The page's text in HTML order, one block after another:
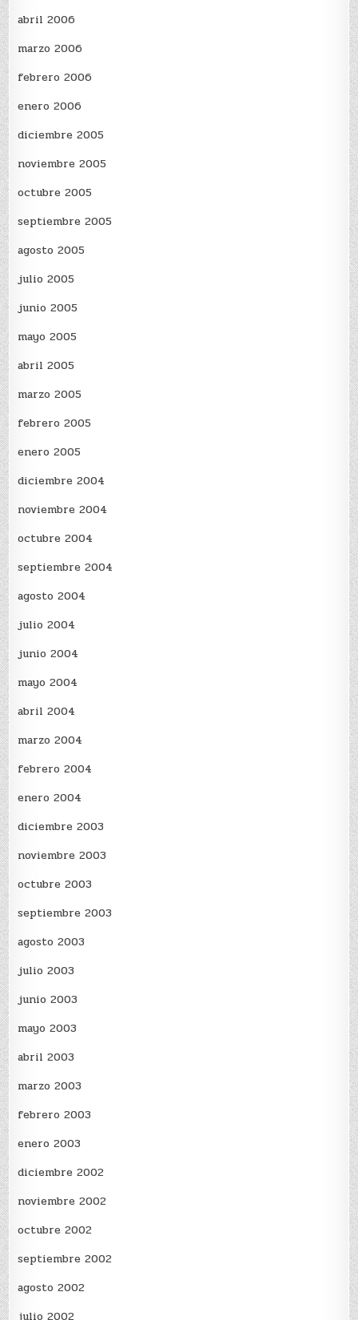
abril 2006
marzo 2006
febrero 2006
enero 2006
diciembre 2005
noviembre 2005
octubre 2005
septiembre 2005
agosto 2005
julio 2005
junio 2005
mayo 2005
abril 2005
marzo 2005
febrero 2005
enero 2005
diciembre 2004
noviembre 2004
octubre 2004
septiembre 2004
agosto 2004
julio 2004
junio 2004
mayo 2004
abril 2004
marzo 2004
febrero 2004
enero 2004
diciembre 2003
noviembre 2003
octubre 2003
septiembre 2003
agosto 2003
julio 2003
junio 2003
mayo 2003
abril 2003
marzo 2003
febrero 2003
enero 2003
diciembre 2002
noviembre 2002
octubre 2002
septiembre 2002
agosto 2002
julio 2002